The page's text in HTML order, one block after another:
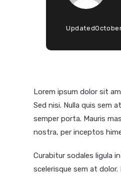
Updated
Lorem ipsum dolor sit
Sed nisi. Nulla quis sem
semper porta. Mauris
nostra, per inceptos
Curabitur sodales ligula
scelerisque sem at